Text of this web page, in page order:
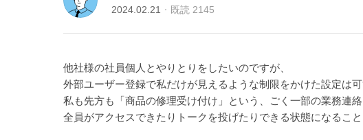
2024.02.21 既読 2145
他社様の社員個人とやりとりをしたいのですが、
外部ユーザー登録で私だけが見えるような制限をかけた設定は
私も先方も「商品の修理受け付け」という、ごく一部の業務連絡
全員がアクセスできたりトークを投げたりできる状態になるこ